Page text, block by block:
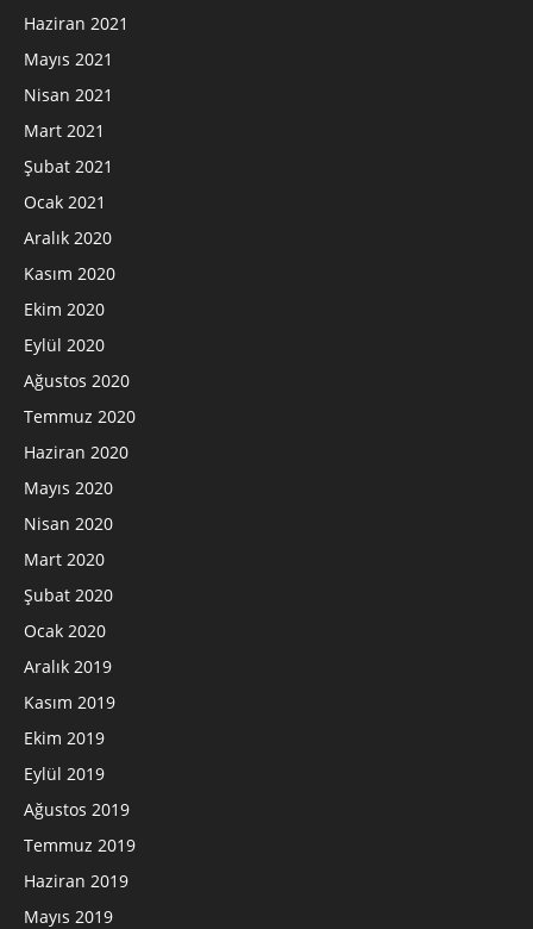
Haziran 2021
Mayıs 2021
Nisan 2021
Mart 2021
Şubat 2021
Ocak 2021
Aralık 2020
Kasım 2020
Ekim 2020
Eylül 2020
Ağustos 2020
Temmuz 2020
Haziran 2020
Mayıs 2020
Nisan 2020
Mart 2020
Şubat 2020
Ocak 2020
Aralık 2019
Kasım 2019
Ekim 2019
Eylül 2019
Ağustos 2019
Temmuz 2019
Haziran 2019
Mayıs 2019